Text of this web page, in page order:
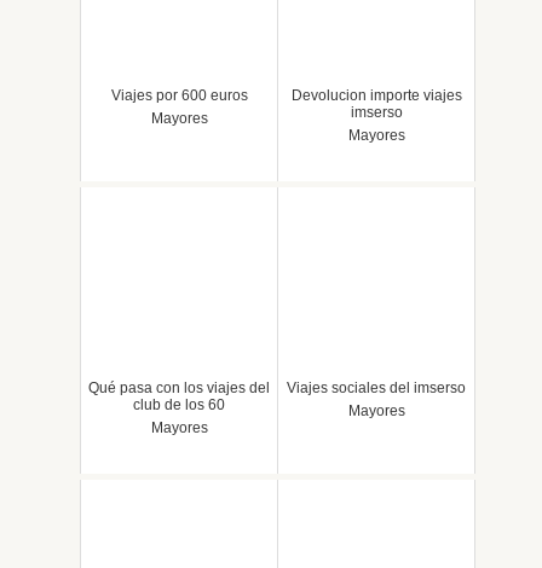
Viajes por 600 euros
Mayores
Devolucion importe viajes
imserso
Mayores
Qué pasa con los viajes del
club de los 60
Mayores
Viajes sociales del imserso
Mayores